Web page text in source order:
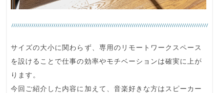
サイズの大小に関わらず、専用のリモートワークスペース
を設けることで仕事の効率やモチベーション は確実に上が
ります。
今回ご紹介した内容に加えて、音楽好きな方はスピーカー